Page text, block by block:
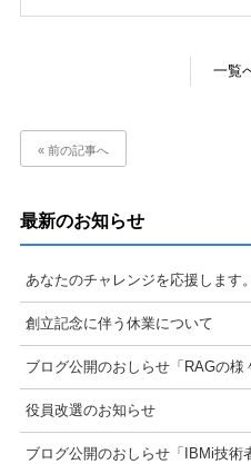
一覧
« 前の記事へ
最新のお知らせ
あなたのチャレンジを応援します
創立記念に伴う休業について
ブログ公開のおしらせ「RAGの様
役員改選のお知らせ
ブログ公開のおしらせ「IBMi技術